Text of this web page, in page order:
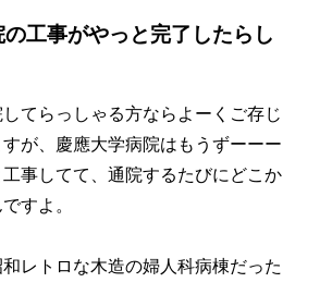
工事がやっと完了したらし
てらっしゃる方ならよーくご存じ
が、慶應大学病院はもうずーーー
事してて、通院するたびにどこか
すよ。
レトロな木造の婦人科病棟だった